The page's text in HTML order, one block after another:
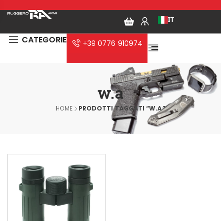
IT
CATEGORIE +39 0776 910974
w.a
HOME PRODOTTI TAGGATI “W.A”